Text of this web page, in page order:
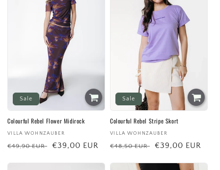
Sale
Colourful Rebel Flower Midirock
Anbieter:
VILLA WOHNZAUBER
Normaler
€49,90 EUR Verkaufspreis
€39,00 EUR
Sale
Colourful Rebel Stripe Skort
Anbieter:
VILLA WOHNZAUBER
Normaler
€48,50 EUR Verkaufspreis
€39,00 EUR